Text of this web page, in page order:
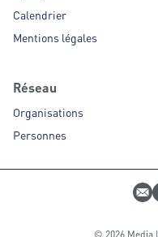
Calendrier
Mentions légales
Réseau
Organisations
Personnes
E-
© 2026 Media